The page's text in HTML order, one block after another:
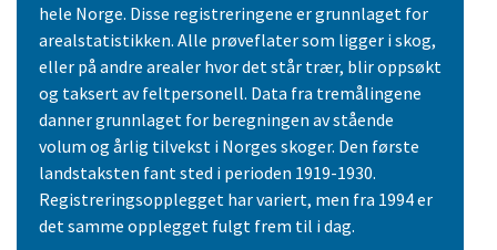
hele Norge. Disse registreringene er grunnlaget for
arealstatistikken. Alle prøveflater som ligger i skog,
eller på andre arealer hvor det står trær, blir oppsøkt
og taksert av feltpersonell. Data fra tremålingene
danner grunnlaget for beregningen av stående
volum og årlig tilvekst i Norges skoger. Den første
landstaksten fant sted i perioden 1919-1930.
Registreringsopplegget har variert, men fra 1994 er
det samme opplegget fulgt frem til i dag.